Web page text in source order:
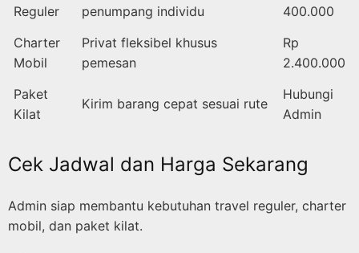
Reguler penumpang individu
400.000
Charter
Mobil
Privat fleksibel khusus
pemesan
Rp
2.400.000
Paket
Kilat
Kirim barang cepat sesuai rute
Hubungi
Admin
Cek Jadwal dan Harga Sekarang
Admin siap membantu kebutuhan travel reguler, charter
mobil, dan paket kilat.